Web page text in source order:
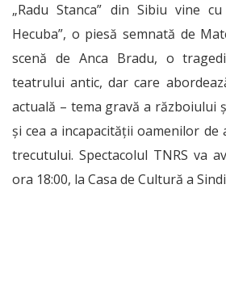
„Radu Stanca” din Sibiu vine
Hecuba”, o piesă semnată de
scenă de Anca Bradu, o
teatrului antic, dar care
actuală – tema gravă a războiului
şi cea a incapacităţii oamenilor de
trecutului. Spectacolul TNRS va
ora 18:00, la Casa de Cultură a